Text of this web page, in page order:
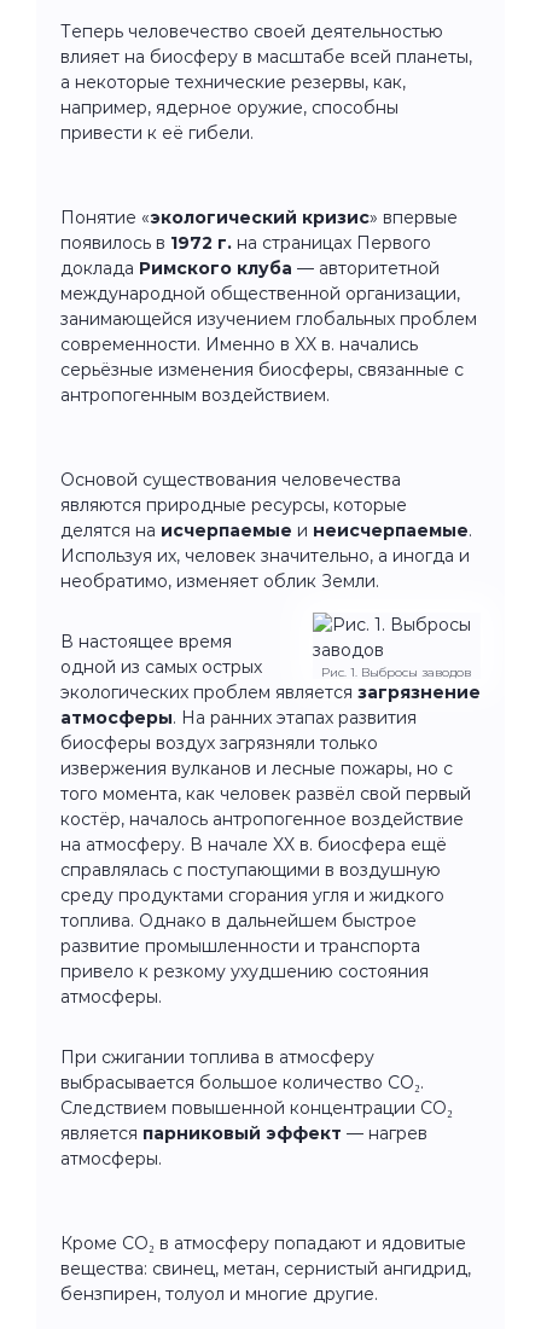
Теперь человечество своей деятельностью
влияет на биосферу в масштабе всей планеты,
а некоторые технические резервы, как,
например, ядерное оружие, способны
привести к её гибели.
Понятие «экологический кризис» впервые
появилось в 1972 г. на страницах Первого
доклада Римского клуба — авторитетной
международной общественной организации,
занимающейся изучением глобальных проблем
современности. Именно в XX в. начались
серьёзные изменения биосферы, связанные с
антропогенным воздействием.
Основой существования человечества
являются природные ресурсы, которые
делятся на исчерпаемые и неисчерпаемые.
Используя их, человек значительно, а иногда и
необратимо, изменяет облик Земли.
Рис. 1. Выбросы заводов
В настоящее время
одной из самых острых
экологических проблем является загрязнение
атмосферы. На ранних этапах развития
биосферы воздух загрязняли только
извержения вулканов и лесные пожары, но с
того момента, как человек развёл свой первый
костёр, началось антропогенное воздействие
на атмосферу. В начале XX в. биосфера ещё
справлялась с поступающими в воздушную
среду продуктами сгорания угля и жидкого
топлива. Однако в дальнейшем быстрое
развитие промышленности и транспорта
привело к резкому ухудшению состояния
атмосферы.
При сжигании топлива в атмосферу
выбрасывается большое количество СО₂.
Следствием повышенной концентрации СО₂
является парниковый эффект — нагрев
атмосферы.
Кроме СО₂ в атмосферу попадают и ядовитые
вещества: свинец, метан, сернистый ангидрид,
бензпирен, толуол и многие другие.